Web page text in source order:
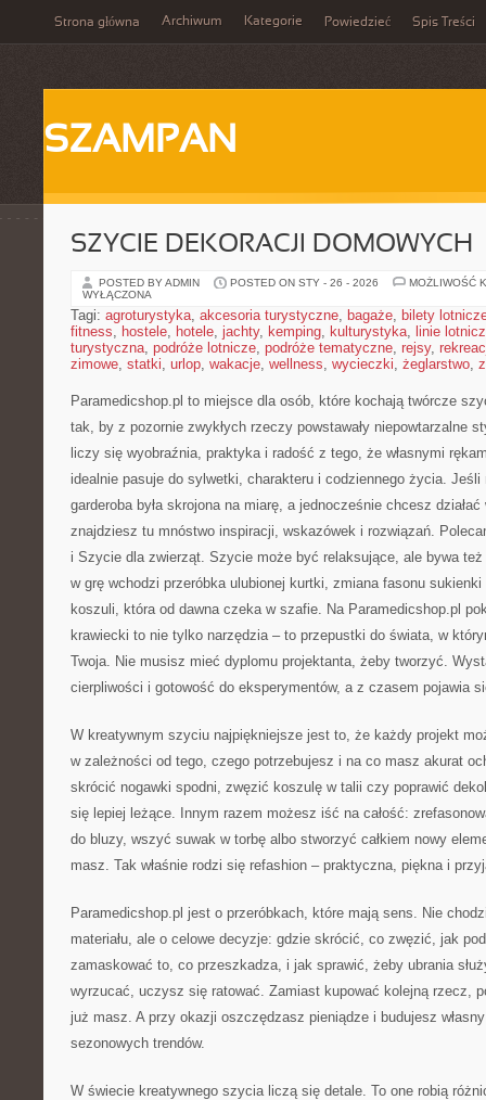
Strona główna Archiwum Kategorie Powiedzieć Spis Treści
SZAMPAN
SZYCIE DEKORACJI DOMOWYCH
POSTED BY ADMIN POSTED ON STY - 26 - 2026
MOŻLIWOŚĆ
WYŁĄCZONA
Tagi: agroturystyka, akcesoria turystyczne, bagaże, bilety
fitness, hostele, hotele, jachty, kemping, kulturystyka, linie
turystyczna, podróże lotnicze, podróże tematyczne, rejsy,
zimowe, statki, urlop, wakacje, wellness, wycieczki, żeglarstwo,
Paramedicshop.pl to miejsce dla osób, które kochają twórcze
tak, by z pozornie zwykłych rzeczy powstawały niepowtarzalne
liczy się wyobraźnia, praktyka i radość z tego, że własnymi
idealnie pasuje do sylwetki, charakteru i codziennego życia.
garderoba była skrojona na miarę, a jednocześnie chcesz
znajdziesz tu mnóstwo inspiracji, wskazówek i rozwiązań.
i Szycie dla zwierząt. Szycie może być relaksujące, ale bywa
w grę wchodzi przeróbka ulubionej kurtki, zmiana fasonu
koszuli, która od dawna czeka w szafie. Na Paramedicshop.pl
krawiecki to nie tylko narzędzia – to przepustki do świata, w
Twoja. Nie musisz mieć dyplomu projektanta, żeby tworzyć.
cierpliwości i gotowość do eksperymentów, a z czasem pojawia
W kreatywnym szyciu najpiękniejsze jest to, że każdy projekt
w zależności od tego, czego potrzebujesz i na co masz akurat
skrócić nogawki spodni, zwęzić koszulę w talii czy poprawić
się lepiej leżące. Innym razem możesz iść na całość:
do bluzy, wszyć suwak w torbę albo stworzyć całkiem nowy
masz. Tak właśnie rodzi się refashion – praktyczna, piękna i
Paramedicshop.pl jest o przeróbkach, które mają sens. Nie
materiału, ale o celowe decyzje: gdzie skrócić, co zwęzić, jak
zamaskować to, co przeszkadza, i jak sprawić, żeby ubrania
wyrzucać, uczysz się ratować. Zamiast kupować kolejną rzecz,
już masz. A przy okazji oszczędzasz pieniądze i budujesz
sezonowych trendów.
W świecie kreatywnego szycia liczą się detale. To one robią